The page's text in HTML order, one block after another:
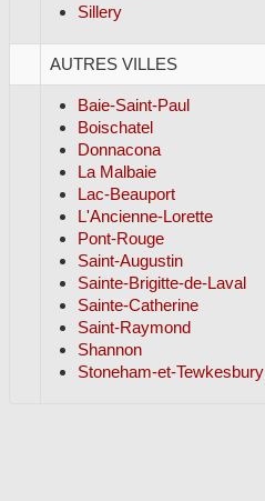
Sillery
AUTRES VILLES
Baie-Saint-Paul
Boischatel
Donnacona
La Malbaie
Lac-Beauport
L'Ancienne-Lorette
Pont-Rouge
Saint-Augustin
Sainte-Brigitte-de-Laval
Sainte-Catherine
Saint-Raymond
Shannon
Stoneham-et-Tewkesbury